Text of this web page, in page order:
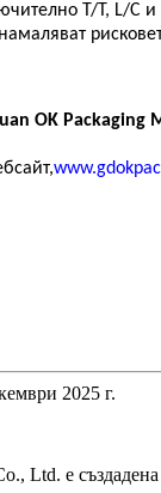
T/T, L/C
OK Packaging
2025 г.
Ltd. е